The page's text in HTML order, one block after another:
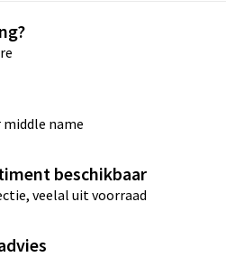
name
beschikbaar
veelal uit voorraad